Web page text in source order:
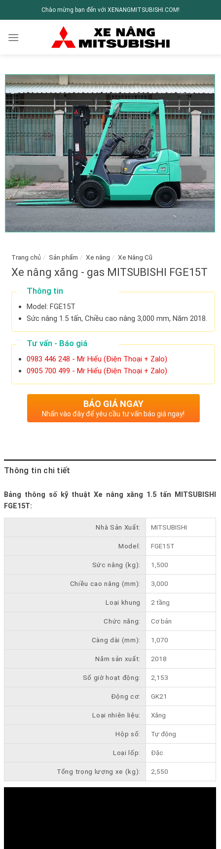
Chào mừng bạn đến với XENANGMITSUBISHI.COM!
Trang chủ / Sản phẩm / Xe nâng / Xe Nâng Cũ
Xe nâng xăng - gas MITSUBISHI FGE15T
Thông tin
Model: FGE15T
Sức nâng 1.5 tấn, Chiều cao nâng 3,000 mm, Năm 2018.
Tư vấn - Báo giá
0983 446 248 - Mr Hiếu (Điện Thoại + Zalo)
0905 700 499 - Mr Hiếu (Điện Thoại + Zalo)
BÁO GIÁ NGAY
Nhấn vào đây để yêu cầu tư vấn báo giá ngay!
Thông tin chi tiết
Bảng thông số kỹ thuật Xe nâng xăng 1.5 tấn MITSUBISHI
FGE15T:
Nhà Sản Xuất: MITSUBISHI
Model: FGE15T
Sức nâng (kg): 1,500
Chiều cao nâng (mm): 3,000
Loại khung 2 tầng
Chức năng: Cơ bản
Càng dài (mm): 1,070
Năm sản xuất: 2018
Số giờ hoạt động: 2,153
Động cơ: GK21
Loại nhiên liệu: Xăng
Hộp số: Tự động
Loại lốp: Đặc
Tổng trọng lượng xe (kg): 2,550